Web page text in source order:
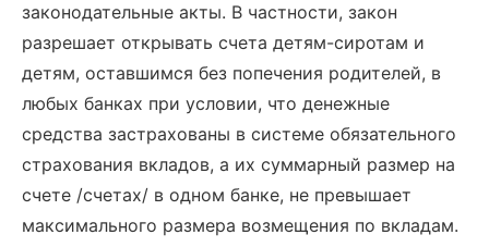
законодательные акты. В частности, закон
разрешает открывать счета детям-сиротам и
детям, оставшимся без попечения родителей, в
любых банках при условии, что денежные
средства застрахованы в системе обязательного
страхования вкладов, а их суммарный размер на
счете /счетах/ в одном банке, не превышает
максимального размера возмещения по вкладам.